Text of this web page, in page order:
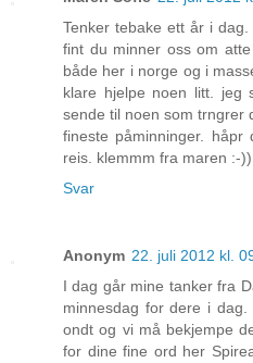
Tenker tebake ett år i
fint du minner oss om
både her i norge og i
klare hjelpe noen litt. jeg
sende til noen som trngrer
fineste påminninger.
reis. klemmm fra maren :-))
Svar
Anonym 22. juli 2012 kl.
I dag går mine tanker fra
minnesdag for dere i
ondt og vi må bekjempe
for dine fine ord her